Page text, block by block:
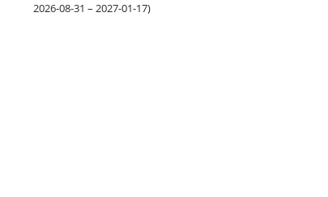
2026-08-31 – 2027-01-17)